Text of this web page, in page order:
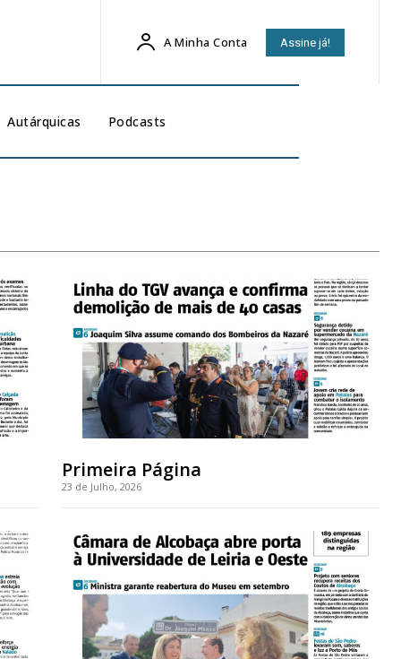
A Minha Conta Assine já!
Autárquicas Podcasts
Primeira Página
23 de Julho, 2026